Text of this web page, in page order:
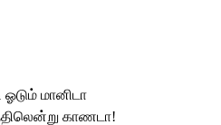
மானிடா
காணடா!